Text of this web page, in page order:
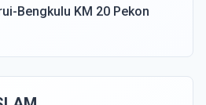
Bengkulu KM 20 Pekon